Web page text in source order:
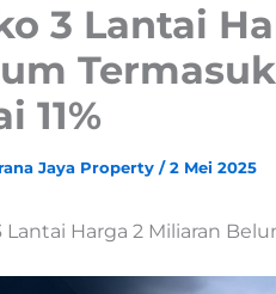
3 Lantai
11%
Jaya Property /2 Mei 2025
Lantai Harga 2 Miliaran